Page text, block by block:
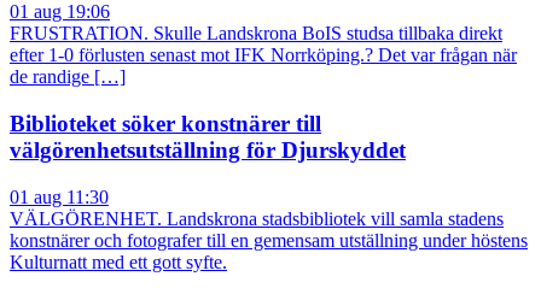
01 aug 19:06
FRUSTRATION. Skulle Landskrona BoIS studsa tillbaka direkt
efter 1-0 förlusten senast mot IFK Norrköping.? Det var frågan när
de randige […]
Biblioteket söker konstnärer till
välgörenhetsutställning för Djurskyddet
01 aug 11:30
VÄLGÖRENHET. Landskrona stadsbibliotek vill samla stadens
konstnärer och fotografer till en gemensam utställning under höstens
Kulturnatt med ett gott syfte.